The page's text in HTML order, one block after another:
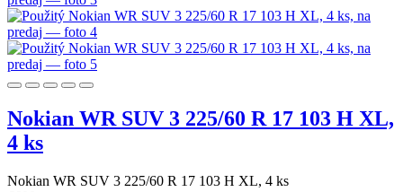
Nokian WR SUV 3 225/60 R 17 103 H XL,
4 ks
Nokian WR SUV 3 225/60 R 17 103 H XL, 4 ks